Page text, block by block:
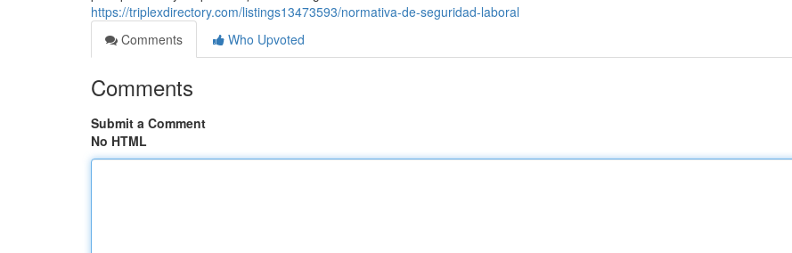
https://triplexdirectory.com/listings13473593/normativa-de-seguridad-laboral
Comments
Who Upvoted
Comments
Submit a Comment
No HTML